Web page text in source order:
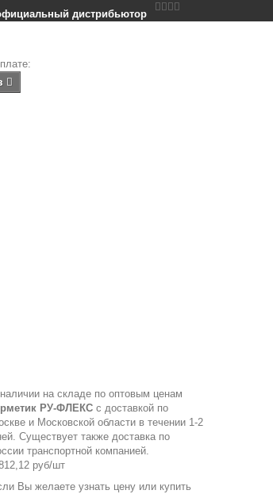


дистрибьютор
на складе по оптовым ценам
РУ-ФЛЕКСс доставкой по
и Московской области в течении 1-2
Существует также доставка по
транспортной компанией.
руб/шт
Вы желаете узнать цену или купить